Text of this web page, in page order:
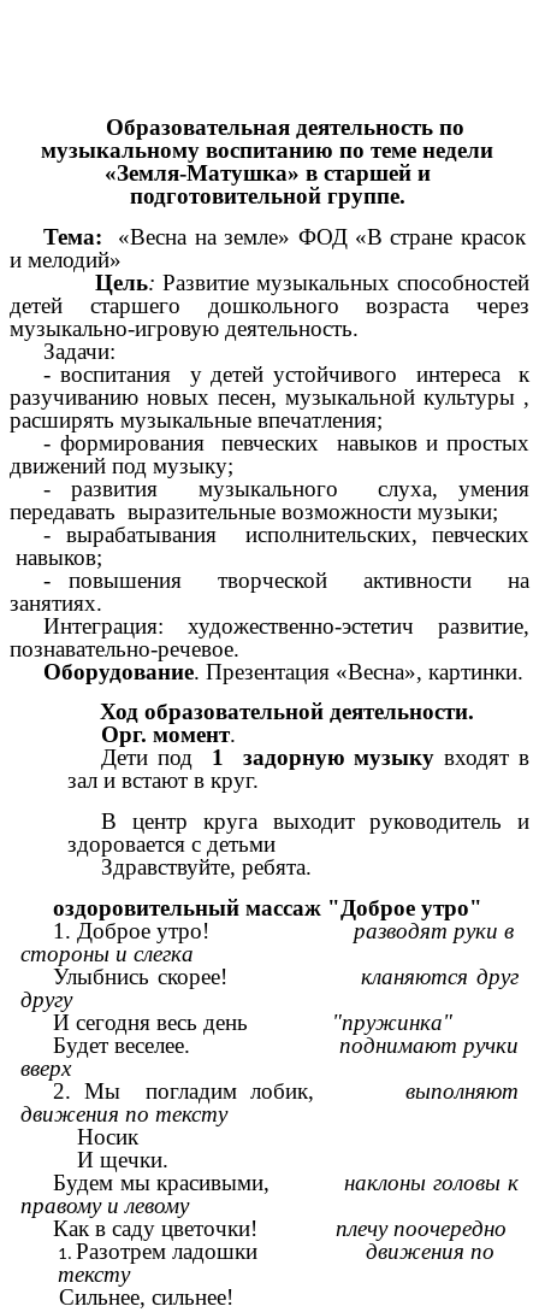
Образовательная деятельность по
музыкальному воспитанию по теме недели
«Земля-Матушка» в старшей и
подготовительной группе.
Тема:
«Весна на земле» ФОД «В стране красок
и мелодий»
Цель: Развитие музыкальных способностей
детей старшего дошкольного возраста через
музыкально-игровую деятельность.
Задачи:
- воспитания у детей устойчивого интереса к
разучиванию новых песен, музыкальной культуры ,
расширять музыкальные впечатления;
- формирования певческих навыков и простых
движений под музыку;
- развития музыкального слуха, умения
передавать выразительные возможности музыки;
- вырабатывания исполнительских, певческих
навыков;
- повышения творческой активности на
занятиях.
Интеграция: художественно-эстетич развитие,
познавательно-речевое.
Оборудование. Презентация «Весна», картинки.
Ход образовательной деятельности.
Орг. момент.
Дети под 1 задорную музыку входят в
зал и встают в круг.
В центр круга выходит руководитель и
здоровается с детьми
Здравствуйте, ребята.
оздоровительный массаж "Доброе утро"
1. Доброе утро! разводят руки в
стороны и слегка
Улыбнись скорее!кланяются друг
другу
И сегодня весь день "пружинка"
Будет веселее. поднимают ручки
вверх
2. Мы погладим лобик, выполняют
движения по тексту
Носик
И щечки.
Будем мы красивыми,наклоны головы к
правому и левому
Как в саду цветочки! плечу поочередно
Разотрем ладошки движения по
тексту
Сильнее, сильнее!